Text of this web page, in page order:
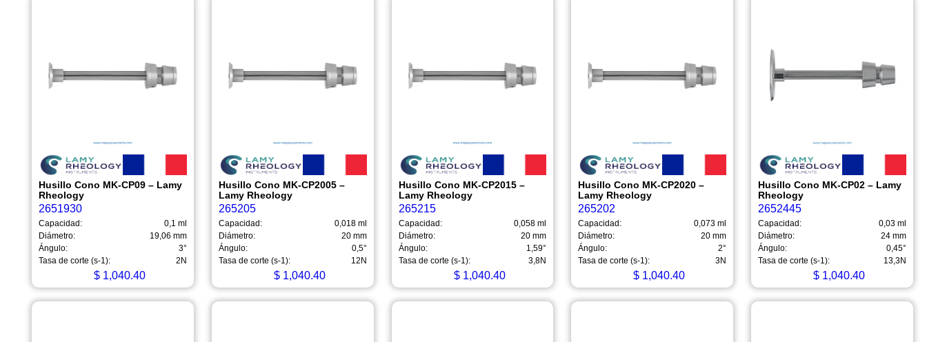
Husillo Cono MK-CP09 – Lamy
Rheology
2651930
Capacidad:
0,1 ml
Diámetro:
19,06 mm
Ángulo:
3°
Tasa de corte (s-1):
2N
$1,040.40
Husillo Cono MK-CP2005 –
Lamy Rheology
265205
Capacidad:
0,018 ml
Diámetro:
20 mm
Ángulo:
0,5°
Tasa de corte (s-1):
12N
$1,040.40
Husillo Cono MK-CP2015 –
Lamy Rheology
265215
Capacidad:
0,058 ml
Diámetro:
20 mm
Ángulo:
1,59°
Tasa de corte (s-1):
3,8N
$1,040.40
Husillo Cono MK-CP2020 –
Lamy Rheology
265202
Capacidad:
0,073 ml
Diámetro:
20 mm
Ángulo:
2°
Tasa de corte (s-1):
3N
$ 1,040.40
Husillo Cono MK-CP02 – Lamy
Rheology
2652445
Capacidad:
0,03 ml
Diámetro:
24 mm
Ángulo:
0,45°
Tasa de corte (s-1):
13,3N
$ 1,040.40